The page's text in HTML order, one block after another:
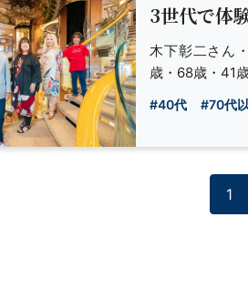
3世代で体
木下彰二さん
歳・68歳・41
#40代 #70代
1